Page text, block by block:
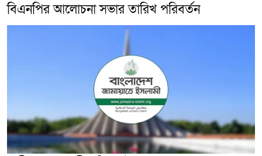
বিএনপির আলোচনা সভার তারিখ পরিবর্তন